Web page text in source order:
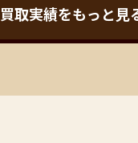
買取実績をもっと見